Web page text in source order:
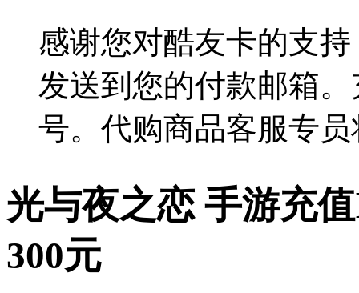
感谢您对酷友卡的支
发送到您的付款邮箱
号。代购商品客服专
光与夜之恋 手游充
300元